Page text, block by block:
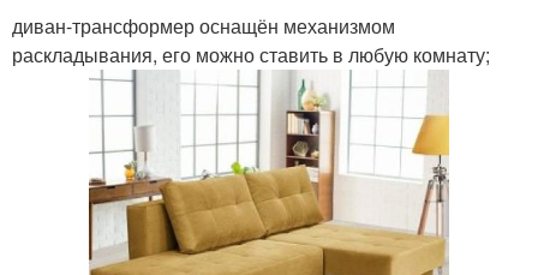
диван-трансформер оснащён механизмом
раскладывания, его можно ставить в любую комнату;